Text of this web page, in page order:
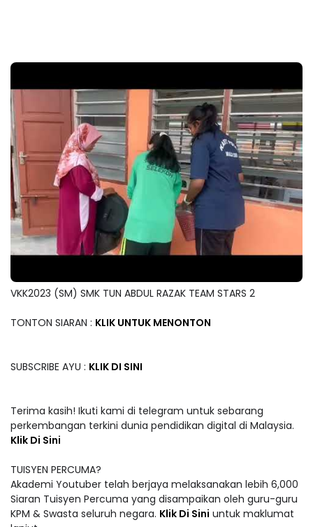
VKK2023 (SM) SMK TUN ABDUL RAZAK TEAM STARS 2
TONTON SIARAN : KLIK UNTUK MENONTON
SUBSCRIBE AYU : KLIK DI SINI
Terima kasih! Ikuti kami di telegram untuk sebarang
perkembangan terkini dunia pendidikan digital di Malaysia.
Klik Di Sini
TUISYEN PERCUMA?
Akademi Youtuber telah berjaya melaksanakan lebih 6,000
Siaran Tuisyen Percuma yang disampaikan oleh guru-guru
KPM & Swasta seluruh negara. Klik Di Sini untuk maklumat